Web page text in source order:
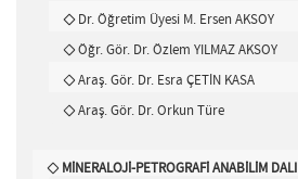
Dr. Öğretim Üyesi M. Ersen AKSOY
Öğr. Gör. Dr. Özlem YILMAZ AKSOY
Araş. Gör. Dr. Esra ÇETİN KASA
Araş. Gör. Dr. Orkun Türe
MİNERALOJİ-PETROGRAFİ ANABİLİM DALI